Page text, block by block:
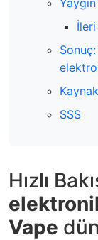
SSS
Hızlı
Vape